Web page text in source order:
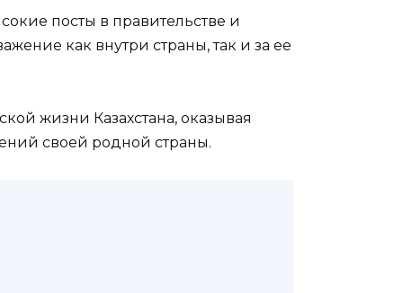
посты в правительстве и
как внутри страны, так и за ее
жизни Казахстана, оказывая
своей родной страны.